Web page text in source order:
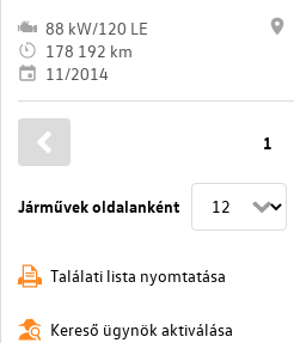
88 kW/120 LE
178 192 km
11/2014
Járművek oldalanként
1
Találati lista nyomtatása
Kereső ügynök aktiválása